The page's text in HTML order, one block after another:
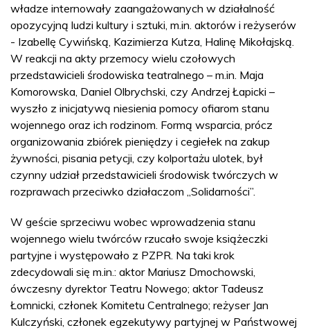
władze internowały zaangażowanych w działalność
opozycyjną ludzi kultury i sztuki, m.in. aktorów i reżyserów
- Izabellę Cywińską, Kazimierza Kutza, Halinę Mikołajską.
W reakcji na akty przemocy wielu czołowych
przedstawicieli środowiska teatralnego – m.in. Maja
Komorowska, Daniel Olbrychski, czy Andrzej Łapicki –
wyszło z inicjatywą niesienia pomocy ofiarom stanu
wojennego oraz ich rodzinom. Formą wsparcia, prócz
organizowania zbiórek pieniędzy i cegiełek na zakup
żywności, pisania petycji, czy kolportażu ulotek, był
czynny udział przedstawicieli środowisk twórczych w
rozprawach przeciwko działaczom „Solidarności”.
W geście sprzeciwu wobec wprowadzenia stanu
wojennego wielu twórców rzucało swoje książeczki
partyjne i występowało z PZPR. Na taki krok
zdecydowali się m.in.: aktor Mariusz Dmochowski,
ówczesny dyrektor Teatru Nowego; aktor Tadeusz
Łomnicki, członek Komitetu Centralnego; reżyser Jan
Kulczyński, członek egzekutywy partyjnej w Państwowej